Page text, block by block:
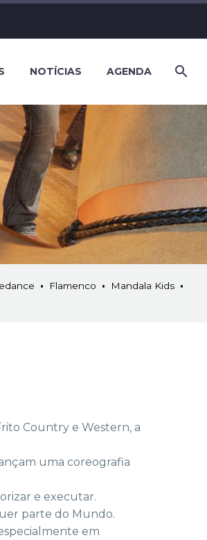
NOTÍCIAS AGENDA
• Flamenco • Mandala Kids •
Country e Western, a
uma coreografia
e executar.
parte do Mundo.
em